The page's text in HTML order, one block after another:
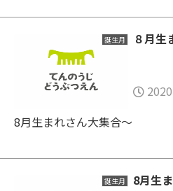
誕生月 ８月生
8月生まれさん大集合～
誕生月 8月生